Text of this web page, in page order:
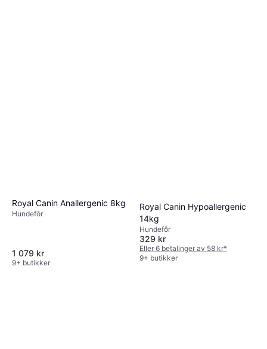
Royal Canin Anallergenic 8kg
Hundefôr
1 079 kr
9+ butikker
Royal Canin Hypoallergenic
14kg
Hundefôr
329 kr
Eller 6 betalinger av 58 kr*
9+ butikker